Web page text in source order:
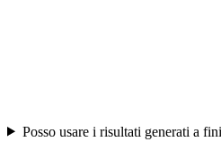
Posso usare i risultati generati a